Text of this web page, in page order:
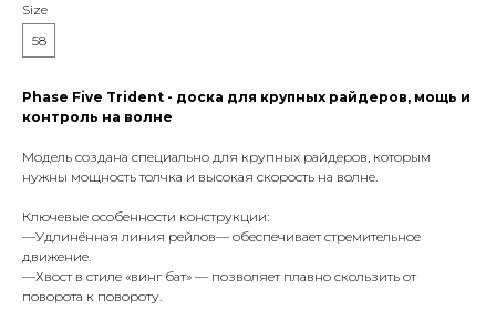
Size
58
Phase Five Trident - доска для крупных райдеров, мощь и
контроль на волне
Модель создана специально для крупных райдеров, которым
нужны мощность толчка и высокая скорость на волне.
Ключевые особенности конструкции:
—Удлинённая линия рейлов— обеспечивает стремительное
движение.
—Хвост в стиле «винг бат» — позволяет плавно скользить от
поворота к повороту.